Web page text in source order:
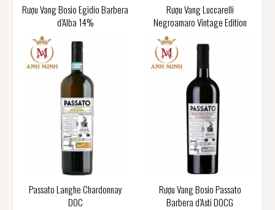
Rượu Vang Bosio Egidio Barbera
d’Alba 14%
Rượu Vang Luccarelli
Negroamaro Vintage Edition
Passato Langhe Chardonnay
DOC
Rượu Vang Bosio Passato
Barbera d’Asti DOCG